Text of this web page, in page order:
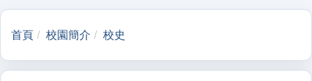
首頁 校園簡介 校史